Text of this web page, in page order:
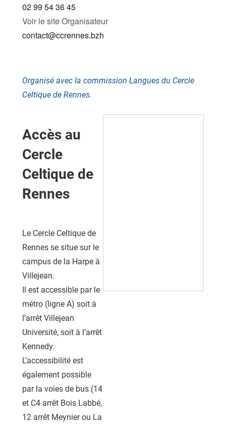
02 99 54 36 45
Voir le site Organisateur
contact@ccrennes.bzh
Organisé avec la commission Langues du Cercle
Celtique de Rennes.
Accès au
Cercle
Celtique de
Rennes
Le Cercle Celtique de
Rennes se situe sur le
campus de la Harpe à
Villejean.
Il est accessible par le
métro (ligne A) soit à
l’arrêt Villejean
Université, soit à l’arrêt
Kennedy.
L’accessibilité est
également possible
par la voies de bus (14
et C4 arrêt Bois Labbé,
12 arrêt Meynier ou La